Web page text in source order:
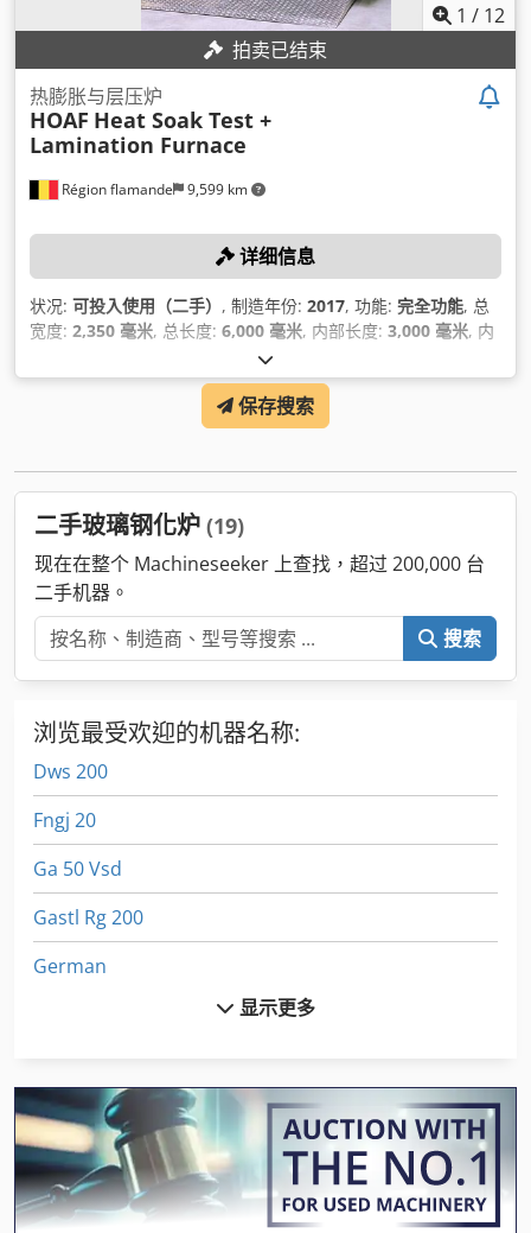
1 / 12
拍卖已结束
Région flamande 9,599 km
热膨胀与层压炉
HOAF Heat Soak Test +
Lamination Furnace
详细信息
状况: 可投入使用（二手） , 制造年份: 2017, 功能: 完全功能, 总
宽度: 2,350 毫米, 总长度: 6,000 毫米, 内部长度: 3,000 毫米, 内
保存搜索
二手玻璃钢化炉 (19)
现在在整个 Machineseeker 上查找，超过 200,000 台
二手机器。
搜索
浏览最受欢迎的机器名称:
Dws 200
Fngj 20
Ga 50 Vsd
Gastl Rg 200
German
International 2674
International 433
International 434
显示更多